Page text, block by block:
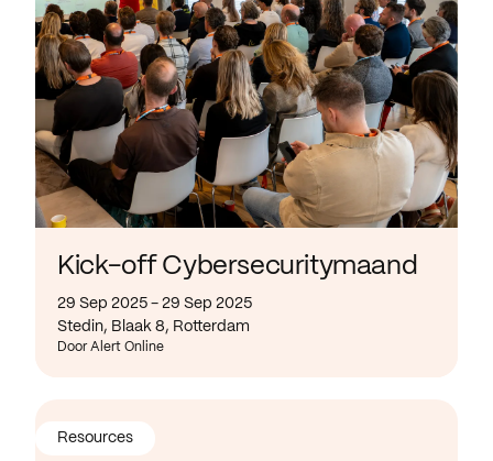
Kick-off Cybersecuritymaand
29 Sep 2025 - 29 Sep 2025
Stedin, Blaak 8, Rotterdam
Door Alert Online
Resources